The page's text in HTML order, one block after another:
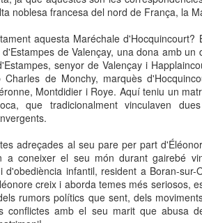
noblesa francesa del nord de França, la
aquesta Maréchale d'Hocquincourt?
de Valençay, una dona amb
senyor de Valençay i
de Monchy, marquès
Montdidier i Roye. Aquí teniu un
que tradicionalment vinculaven
adreçades al seu pare per part
a coneixer el seu món durant gairebé
d'obediència infantil, resident a Boran-
creix i aborda temes més seriosos,
rumors polítics que sent, dels
conflictes amb el seu marit que abusa